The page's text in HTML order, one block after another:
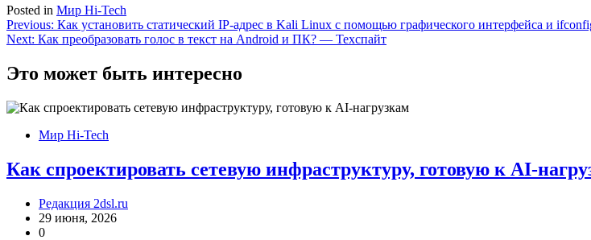
Posted in Мир Hi-Tech
Навигация
по
записям
Previous: Как установить статический IP-адрес в Kali Linux с помощью графического интерфейса и
Next: Как преобразовать голос в текст на Android и ПК? — Техспайт
Это может быть интересно
Мир Hi-Tech
Как спроектировать сетевую инфраструктуру, готовую к AI-
Редакция 2dsl.ru
29 июня, 2026
0